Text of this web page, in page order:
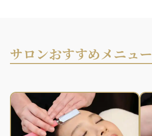
サロンおすすめメニュー